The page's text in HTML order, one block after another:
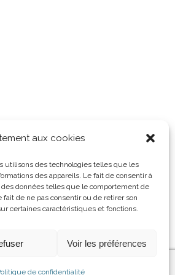
aux cookies
utilisons des technologies telles que les
des appareils. Le fait de consentir à
données telles que le comportement de
de ne pas consentir ou de retirer son
certaines caractéristiques et fonctions.
Voir les préférences
de confidentialité